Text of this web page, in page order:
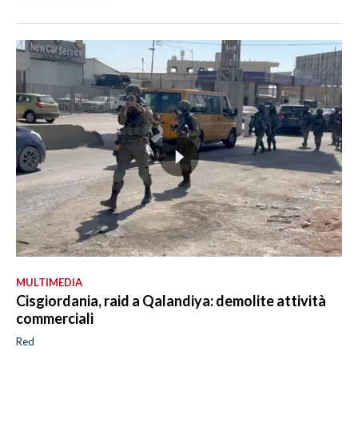
MULTIMEDIA
Cisgiordania, raid a Qalandiya: demolite attività
commerciali
Red